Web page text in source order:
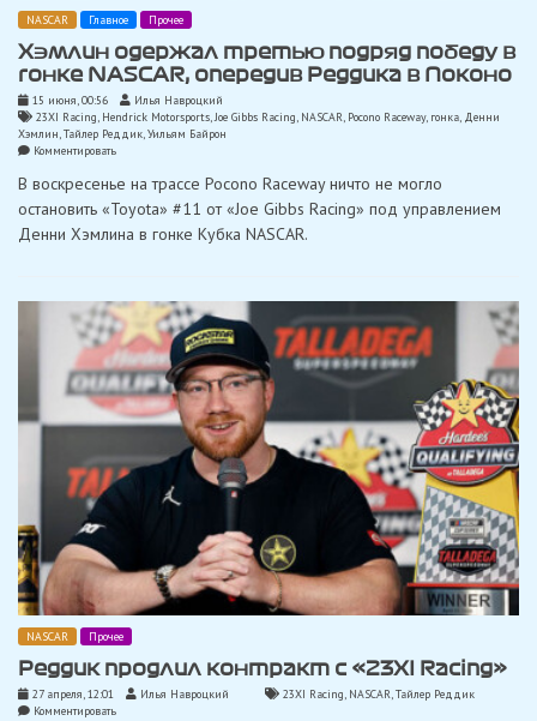
NASCAR Главное Прочее
Хэмлин одержал третью подряд победу в
гонке NASCAR, опередив Реддика в Поконо
15 июня, 00:56
Илья Навроцкий
23XI Racing, Hendrick Motorsports,Joe Gibbs Racing, NASCAR, Pocono Raceway, гонка, Денни
Хэмлин,Тайлер Реддик,Уильям Байрон
Комментироватьon
одержал
третью
подряд
победу
опередив
Реддика
в
Поконо
В воскресенье на трассе Pocono Raceway ничто не могло
остановить «Toyota» #11 от «Joe Gibbs Racing» под управлением
Денни Хэмлина в гонке Кубка NASCAR.
NASCAR Прочее
Реддик продлил контракт с «23XI Racing»
27 апреля, 12:01 Илья Навроцкий 23XI Racing, NASCAR,Тайлер Реддик
Комментироватьon